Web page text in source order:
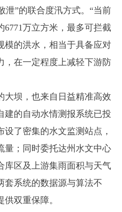
泄”的联合度汛方式。“当前
6771万立方米，最多可拦截
模的洪水，相当于具备应对
，在一定程度上减轻下游防
大坝，也来自日益精准高效
建的自动水情测报系统已投
了密集的水文监测站点，
量；同时委托达州水文中心
库区及上游集雨面积与天气
套系统的数据源与算法不
双重保障。